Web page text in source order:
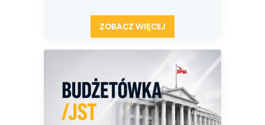
ZOBACZ WIĘCEJ